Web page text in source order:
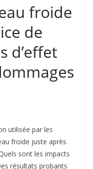
froide
de
d’effet
utilisée par les
froide juste après
sont les impacts
résultats probants